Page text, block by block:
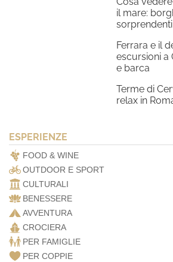
il mare:
sorprendenti
Ferrara e il
escursioni a
e barca
Terme di
relax in
ESPERIENZE
FOOD & WINE
OUTDOOR E SPORT
CULTURALI
BENESSERE
AVVENTURA
CROCIERA
PER FAMIGLIE
PER COPPIE